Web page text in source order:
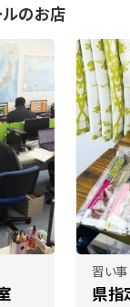
のお店
習い
県指